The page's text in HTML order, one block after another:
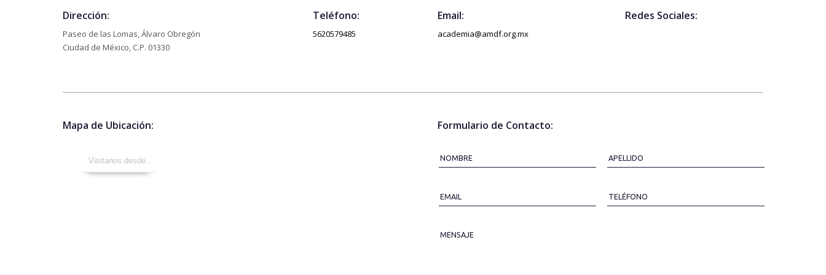
Dirección:
Paseo de las Lomas, Álvaro Obregón
Ciudad de México, C.P. 01330
Teléfono:
5620579485
Email:
academia@amdf.org.mx
Redes Sociales:
Mapa de Ubicación: Formulario de Contacto:
NOMBRE APELLIDO
EMAIL TELÉFONO
MENSAJE